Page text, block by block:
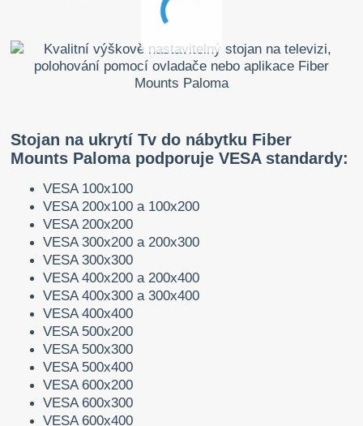
Stojan na ukrytí Tv do nábytku Fiber
Mounts Paloma podporuje VESA standardy:
VESA 100x100
VESA 200x100 a 100x200
VESA 200x200
VESA 300x200 a 200x300
VESA 300x300
VESA 400x200 a 200x400
VESA 400x300 a 300x400
VESA 400x400
VESA 500x200
VESA 500x300
VESA 500x400
VESA 600x200
VESA 600x300
VESA 600x400